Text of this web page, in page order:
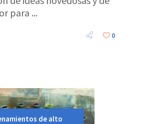
para
0
de alto